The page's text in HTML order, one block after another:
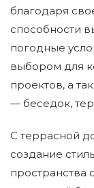
благодаря
способности
погодные
выбором для
проектов, а
— беседок,
С террасной
создание
пространства